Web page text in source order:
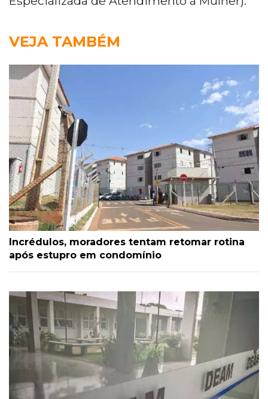
VEJA TAMBÉM
Incrédulos, moradores tentam retomar rotina
após estupro em condomínio